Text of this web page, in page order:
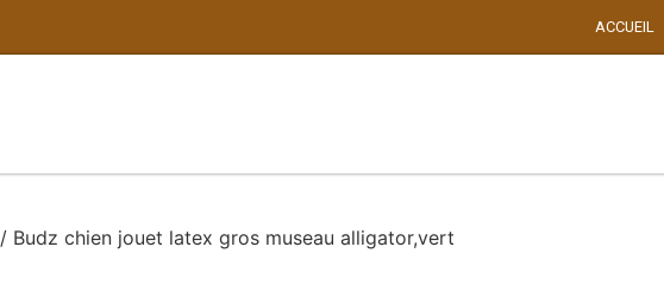
ACCUEIL
/ Budz chien jouet latex gros museau alligator,vert